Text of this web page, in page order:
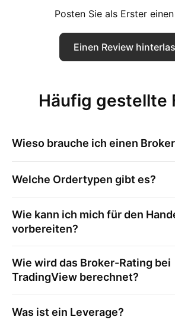
Posten Sie als Erster
Einen Review
Häufig gestellte
Wieso brauche ich einen
Welche Ordertypen gibt es?
Wie kann ich mich für den
vorbereiten?
Wie wird das Broker-Rating bei
TradingView berechnet?
Was ist ein Leverage?